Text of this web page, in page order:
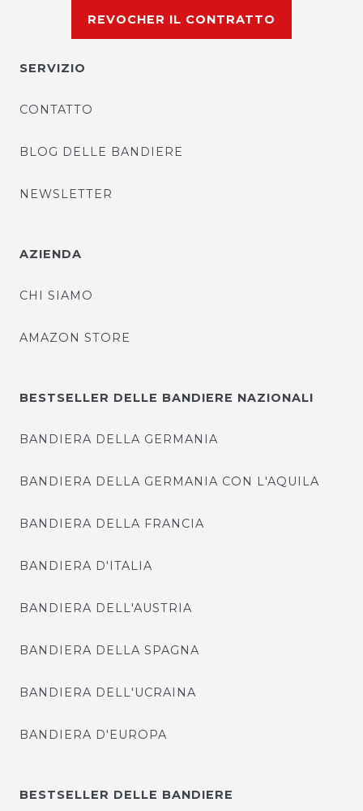
REVOCHER IL CONTRATTO
SERVIZIO
CONTATTO
BLOG DELLE BANDIERE
NEWSLETTER
AZIENDA
CHI SIAMO
AMAZON STORE
BESTSELLER DELLE BANDIERE NAZIONALI
BANDIERA DELLA GERMANIA
BANDIERA DELLA GERMANIA CON L'AQUILA
BANDIERA DELLA FRANCIA
BANDIERA D'ITALIA
BANDIERA DELL'AUSTRIA
BANDIERA DELLA SPAGNA
BANDIERA DELL'UCRAINA
BANDIERA D'EUROPA
BESTSELLER DELLE BANDIERE